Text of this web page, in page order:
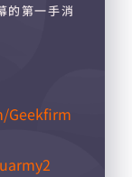
的第一手消
Geekfirm